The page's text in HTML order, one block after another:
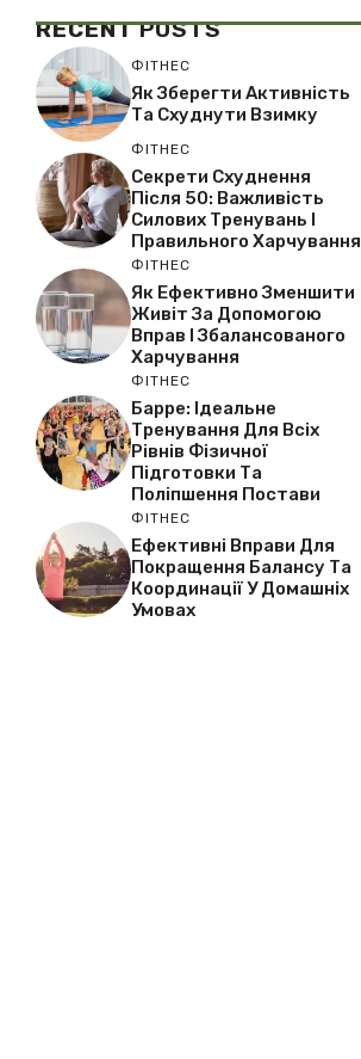
RECENTPOSTS
ФІТНЕС
Як Зберегти Активність
Та Схуднути Взимку
ФІТНЕС
Секрети Схуднення
Після 50: Важливість
Силових Тренувань І
Правильного Харчування
ФІТНЕС
Як Ефективно Зменшити
Живіт За Допомогою
Вправ І Збалансованого
Харчування
ФІТНЕС
Барре: Ідеальне
Тренування Для Всіх
Рівнів Фізичної
Підготовки Та
Поліпшення Постави
ФІТНЕС
Ефективні Вправи Для
Покращення Балансу Та
Координації У Домашніх
Умовах